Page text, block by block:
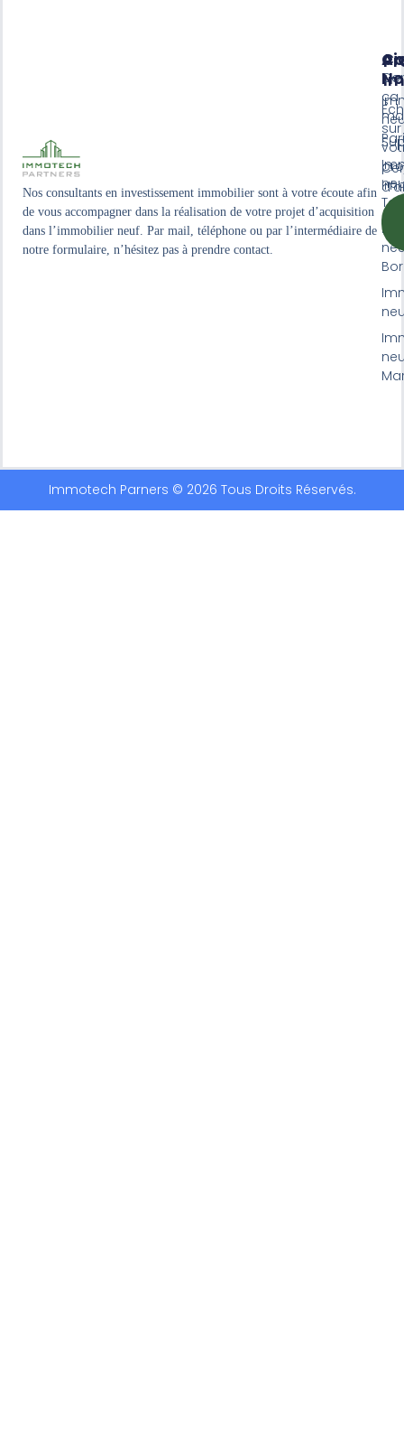
Nos consultants en investissement immobilier sont à votre écoute afin
de vous accompagner dans la réalisation de votre projet d’acquisition
dans l’immobilier neuf. Par mail, téléphone ou par l’intermédiaire de
notre formulaire, n’hésitez pas à prendre contact.
ça
sur
Immotech Parners © 2026 Tous Droits Réservés.